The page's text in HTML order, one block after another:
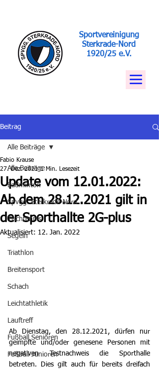
Sportvereinigung
Sterkrade-Nord
1920/25 e.V.
Beitrag
Alle Beiträge
Badminton
Spvgg. Sterkrade-Nord
Tischtennis
Segeln
Triathlon
Breitensport
Schach
Leichtathletik
Lauftreff
Fußball Senioren
Fußball Junioren
Alle Beiträge
Update vom 12.01.2022:
Ab dem 28.12.2021 gilt in
der Sporthallte 2G-plus
Fabio Krause
27. Dez. 2021 1 Min. Lesezeit
Aktualisiert: 12. Jan. 2022
Ab Dienstag, den 28.12.2021, dürfen nur
geimpfte und/oder genesene Personen mit
negativen Testnachweis die Sporthalle
betreten. Dies gilt auch für bereits dreifach